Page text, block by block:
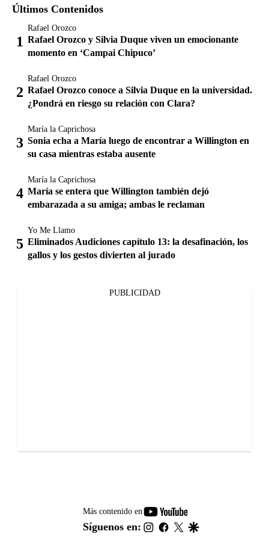
Últimos Contenidos
Rafael Orozco
Rafael Orozco y Silvia Duque viven un emocionante
momento en ‘Campai Chipuco’
Rafael Orozco
Rafael Orozco conoce a Silvia Duque en la universidad.
¿Pondrá en riesgo su relación con Clara?
María la Caprichosa
Sonia echa a María luego de encontrar a Willington en
su casa mientras estaba ausente
María la Caprichosa
María se entera que Willington también dejó
embarazada a su amiga; ambas le reclaman
Yo Me Llamo
Eliminados Audiciones capítulo 13: la desafinación, los
gallos y los gestos divierten al jurado
PUBLICIDAD
Más contenido en
youtube-
footer
Síguenos en: instagram
facebook
twitter